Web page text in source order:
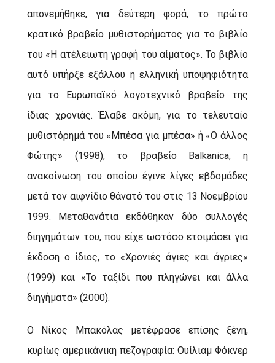
απονεμήθηκε, για δεύτερη φορά, το πρώτο
κρατικό βραβείο μυθιστορήματος για το βιβλίο
του «Η ατέλειωτη γραφή του αίματος». Το βιβλίο
αυτό υπήρξε εξάλλου η ελληνική υποψηφιότητα
για το Ευρωπαϊκό λογοτεχνικό βραβείο της
ίδιας χρονιάς. Έλαβε ακόμη, για το τελευταίο
μυθιστόρημά του «Μπέσα για μπέσα» ή «Ο άλλος
Φώτης» (1998), το βραβείο Balkanica, η
ανακοίνωση του οποίου έγινε λίγες εβδομάδες
μετά τον αιφνίδιο θάνατό του στις 13 Νοεμβρίου
1999. Μεταθανάτια εκδόθηκαν δύο συλλογές
διηγημάτων του, που είχε ωστόσο ετοιμάσει για
έκδοση ο ίδιος, το «Χρονιές άγιες και άγριες»
(1999) και «Το ταξίδι που πληγώνει και άλλα
διηγήματα» (2000).
Ο Νίκος Μπακόλας μετέφρασε επίσης ξένη,
κυρίως αμερικάνικη πεζογραφία: Ουίλιαμ Φόκνερ